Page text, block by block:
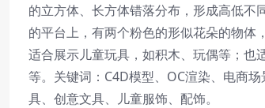
的立方体、长方体错落分布，形成高低不
的平台上，有两个粉色的形似花朵的物
适合展示儿童玩具，如积木、玩偶等；也
等。关键词：C4D模型、OC渲染、电商
具、创意文具、儿童服饰、配饰。